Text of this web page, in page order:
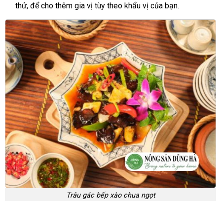
thử, để cho thêm gia vị tùy theo khẩu vị của bạn.
Trâu gác bếp xào chua ngọt